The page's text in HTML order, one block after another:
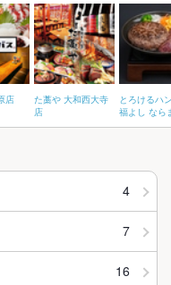
店
た藁や 大和西大寺
店
とろけるハ
福よし なら
4
7
16